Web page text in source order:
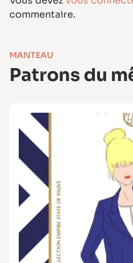
commentaire.
MANTEAU
Patrons du